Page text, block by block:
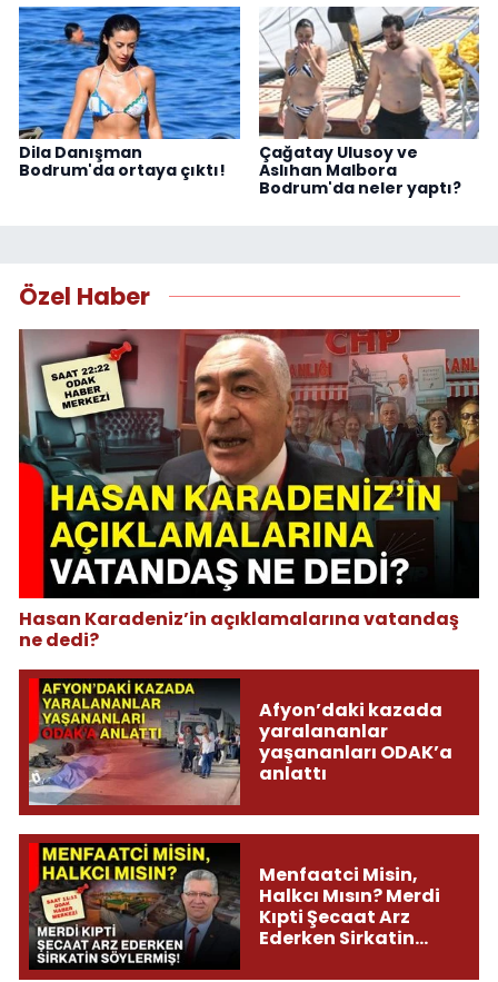
Dila Danışman
Bodrum'da ortaya çıktı!
Çağatay Ulusoy ve
Aslıhan Malbora
Bodrum'da neler yaptı?
Özel Haber
Hasan Karadeniz’in açıklamalarına vatandaş
ne dedi?
Afyon’daki kazada
yaralananlar
yaşananları ODAK’a
anlattı
Menfaatci Misin,
Halkcı Mısın? Merdi
Kıpti Şecaat Arz
Ederken Sirkatin